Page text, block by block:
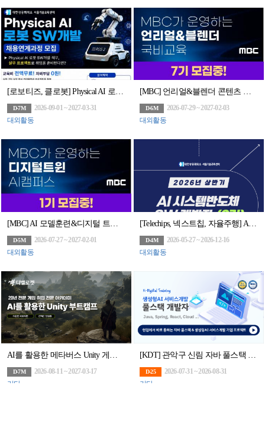
[로보티즈, 클로봇] Physical AI 로봇 SW개발 채용연계과정 모집
D-7M
2026-09-01 ~ 2027-03-31
대외활동
[MBC] 언리얼&블렌더 콘텐츠 전문가 과정 7기 모집(~7/29)
D-6M
2026-07-29 ~ 2027-02-03
대외활동
D-5M
2026-07-27 ~ 2027-02-01
대외활동
D-4M
2026-05-27 ~ 2026-12-16
대외활동
D-7M
2026-08-11 ~ 2027-03-17
기타
D-25
2026-07-31 ~ 2026-08-31
기타